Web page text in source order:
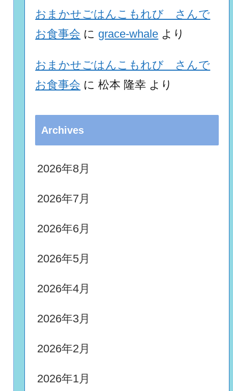
おまかせごはんこもれび さんで
お食事会 に grace-whale より
おまかせごはんこもれび さんで
お食事会 に松本 隆幸 より
Archives
2026年8月
2026年7月
2026年6月
2026年5月
2026年4月
2026年3月
2026年2月
2026年1月